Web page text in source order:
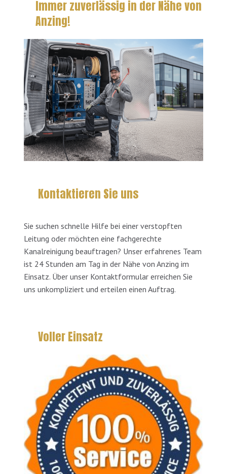
Immer zuverlässig in der Nähe von
Anzing!
Kontaktieren Sie uns
Sie suchen schnelle Hilfe bei einer verstopften
Leitung oder möchten eine fachgerechte
Kanalreinigung beauftragen? Unser erfahrenes Team
ist 24 Stunden am Tag in der Nähe von Anzing im
Einsatz. Über unser Kontaktformular erreichen Sie
uns unkompliziert und erteilen einen Auftrag.
Voller Einsatz